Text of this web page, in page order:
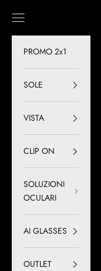
Menù
PROMO 2x1
SOLE
VISTA
CLIP ON
SOLUZIONI
OCULARI
AI GLASSES
OUTLET